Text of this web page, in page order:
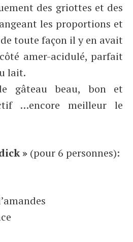
des griottes et des
les proportions et
toute façon il y en avait
amer-acidulé, parfait
lait.
gâteau beau, bon et
…encore meilleur le
» (pour 6 personnes):